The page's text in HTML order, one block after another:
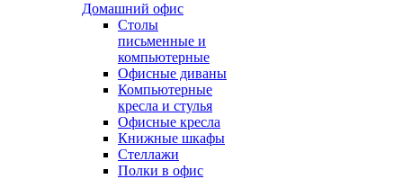
Домашний офис
Столы
письменные и
компьютерные
Офисные диваны
Компьютерные
кресла и стулья
Офисные кресла
Книжные шкафы
Стеллажи
Полки в офис